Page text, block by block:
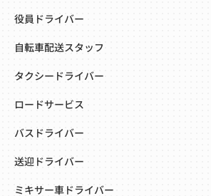
役員ドライバー
自転車配送スタッフ
タクシードライバー
ロードサービス
バスドライバー
送迎ドライバー
ミキサー車ドライバー